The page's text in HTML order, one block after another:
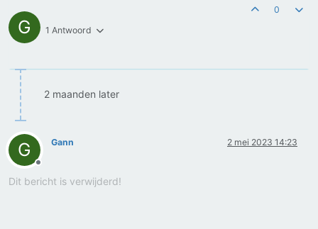
G 1 Antwoord
0
2 maanden later
G
Offline
Gann 2 mei 2023 14:23
Dit bericht is verwijderd!